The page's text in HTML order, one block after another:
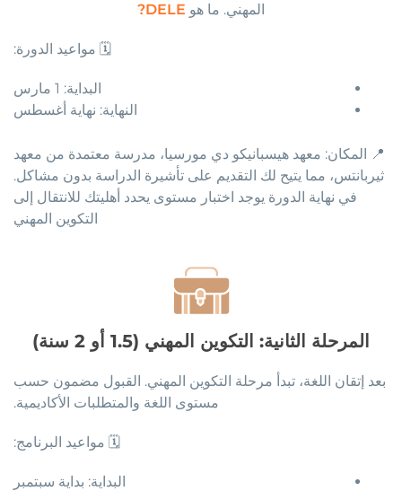
المهني. ما هو DELE?
🗓️ مواعيد الدورة:
البداية: 1 مارس
النهاية: نهاية أغسطس
📍 المكان: معهد هيسبانيكو دي مورسيا، مدرسة معتمدة من معهد
ثيربانتس، مما يتيح لك التقديم على تأشيرة الدراسة بدون مشاكل.
في نهاية الدورة يوجد اختبار مستوى يحدد أهليتك للانتقال إلى
التكوين المهني
المرحلة الثانية: التكوين المهني (1.5 أو 2 سنة)
بعد إتقان اللغة، تبدأ مرحلة التكوين المهني. القبول مضمون حسب
مستوى اللغة والمتطلبات الأكاديمية.
🗓️ مواعيد البرنامج:
البداية: بداية سبتمبر